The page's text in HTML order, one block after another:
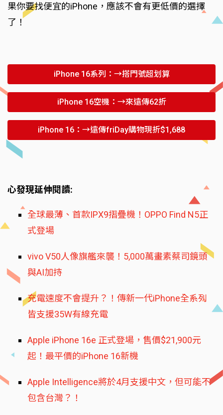
果你要找便宜的iPhone，應該不會有更低價的選擇
了！
iPhone 16系列：→搭門號超划算
iPhone 16空機：→來遠傳62折
iPhone 16：→遠傳friDay購物現折$1,688
心發現延伸閱讀:
全球最薄、首款IPX9摺疊機！OPPO Find N5正
式登場
vivo V50人像旗艦來襲！5,000萬畫素蔡司鏡頭
與AI加持
充電速度不會提升？！傳新一代iPhone全系列
皆支援35W有線充電
Apple iPhone 16e 正式登場，售價$21,900元
起！最平價的iPhone 16新機
Apple Intelligence將於4月支援中文，但可能不
包含台灣？！